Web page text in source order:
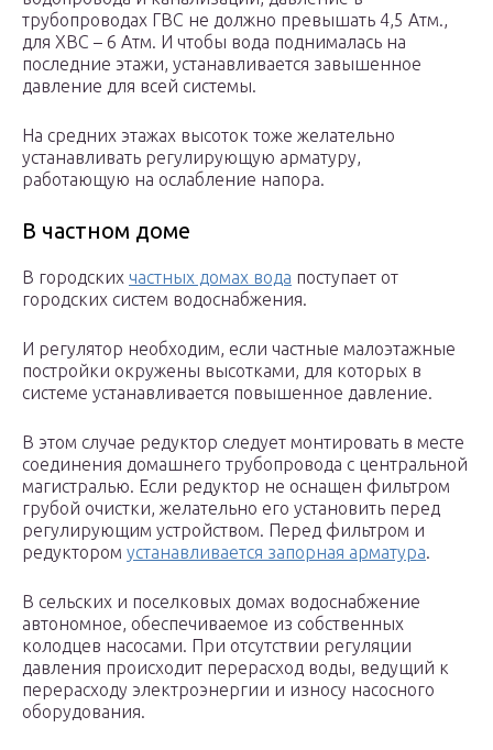
трубопроводах ГВС не должно превышать 4,5 Атм.,
для ХВС – 6 Атм. И чтобы вода поднималась на
последние этажи, устанавливается завышенное
давление для всей системы.
На средних этажах высоток тоже желательно
устанавливать регулирующую арматуру,
работающую на ослабление напора.
В частном доме
В городских частных домах вода поступает от
городских систем водоснабжения.
И регулятор необходим, если частные малоэтажные
постройки окружены высотками, для которых в
системе устанавливается повышенное давление.
В этом случае редуктор следует монтировать в месте
соединения домашнего трубопровода с центральной
магистралью. Если редуктор не оснащен фильтром
грубой очистки, желательно его установить перед
регулирующим устройством. Перед фильтром и
редуктором устанавливается запорная арматура.
В сельских и поселковых домах водоснабжение
автономное, обеспечиваемое из собственных
колодцев насосами. При отсутствии регуляции
давления происходит перерасход воды, ведущий к
перерасходу электроэнергии и износу насосного
оборудования.